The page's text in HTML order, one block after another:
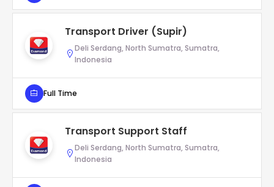
Transport Driver (Supir)
Deli Serdang, North Sumatra, Sumatra,
Indonesia
Full Time
Transport Support Staff
Deli Serdang, North Sumatra, Sumatra,
Indonesia